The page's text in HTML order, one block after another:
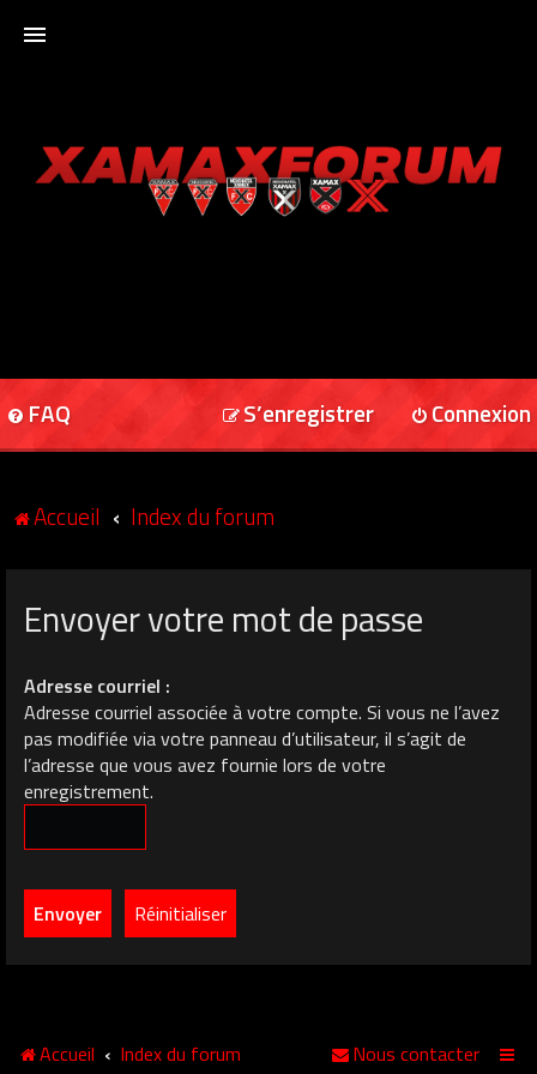
XAMAXFORUM
FAQ Connexion
S’enregistrer
Accueil Index du forum
Envoyer votre mot de passe
Adresse courriel :
Adresse courriel associée à votre compte. Si vous ne l’avez
pas modifiée via votre panneau d’utilisateur, il s’agit de
l’adresse que vous avez fournie lors de votre
enregistrement.
Accueil Index du forum Nous contacter